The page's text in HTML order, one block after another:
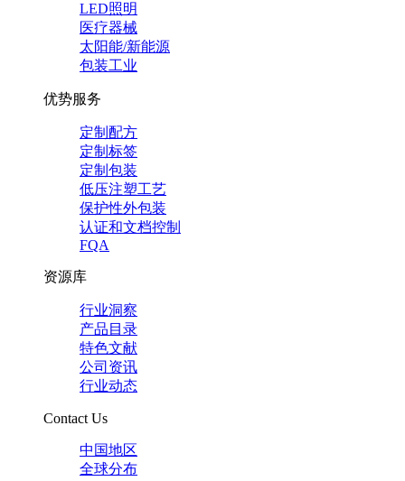
LED照明
医疗器械
太阳能/新能源
包装工业
优势服务
定制配方
定制标签
定制包装
低压注塑工艺
保护性外包装
认证和文档控制
FQA
资源库
行业洞察
产品目录
特色文献
公司资讯
行业动态
Contact Us
中国地区
全球分布